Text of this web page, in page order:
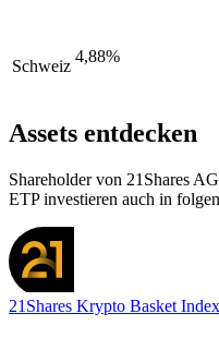
Schweiz
4,88%
Assets entdecken
Shareholder von 21Shares
ETP investieren auch in
21Shares Krypto Basket